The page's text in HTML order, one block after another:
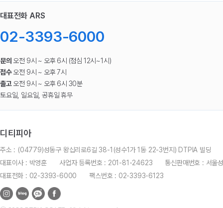
대표전화 ARS
02-3393-6000
문의 오전 9시 ~ 오후 6시 (점심 12시~1시)
접수오전 9시 ~ 오후 7시
출고오전 9시 ~ 오후 6시 30분
토요일, 일요일, 공휴일 휴무
디티피아
주소 : (04779)성동구 왕십리로6길 38-1(성수1가 1동 22-3번지) DTPIA 빌딩
대표이사 : 박영훈
사업자 등록번호 : 201-81-24623
통신판매번호 : 서
대표전화 : 02-3393-6000
팩스번호 : 02-3393-6123